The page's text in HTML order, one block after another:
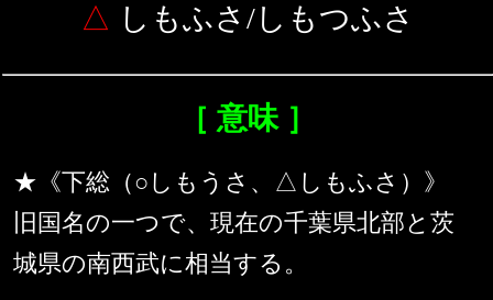
△ しもふさ/しもつふさ
［ 意味 ］
★《下総（○しもうさ、△しもふさ）》
旧国名の一つで、現在の千葉県北部と茨
城県の南西武に相当する。